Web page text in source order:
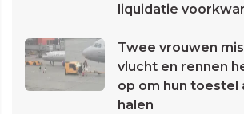
liquidatie
Twee vrouwen
vlucht en rennen
op om hun toestel
halen